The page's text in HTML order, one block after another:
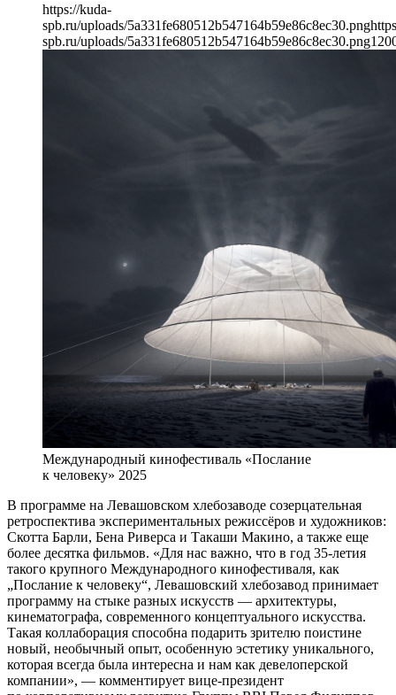
https://kuda-
spb.ru/uploads/5a331fe680512b547164b59e86c8ec30.png
spb.ru/uploads/5a331fe680512b547164b59e86c8ec30.png
Международный кинофестиваль «Послание
к человеку» 2025
В программе на Левашовском хлебозаводе созерцательная
ретроспектива экспериментальных режиссёров и художников:
Скотта Барли, Бена Риверса и Такаши Макино, а также еще
более десятка фильмов. «Для нас важно, что в год 35-летия
такого крупного Международного кинофестиваля, как
„Послание к человеку“, Левашовский хлебозавод принимает
программу на стыке разных искусств — архитектуры,
кинематографа, современного концептуального искусства.
Такая коллаборация способна подарить зрителю поистине
новый, необычный опыт, особенную эстетику уникального,
которая всегда была интересна и нам как девелоперской
компании», — комментирует вице-президент